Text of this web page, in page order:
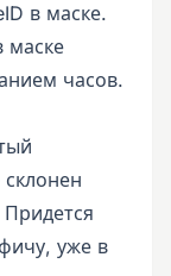
в маске.
маске
часов.
уже в